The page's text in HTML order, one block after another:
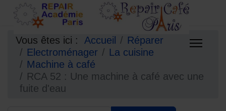
Vous êtes ici : Accueil
Réparer
Electroménager
La cuisine
Machine à café
RCA 52 : Une machine à café avec une
fuite d'eau